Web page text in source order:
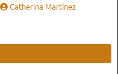
Catherina Martínez